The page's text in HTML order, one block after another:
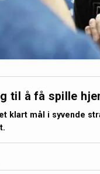
til å få spille
klart mål i syvende